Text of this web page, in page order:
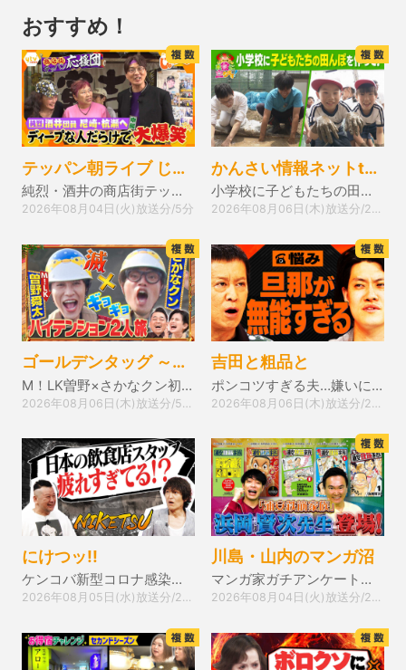
おすすめ！
テッパン朝ライブ じゅーっと！
純烈・酒井の商店街テッパン応援団 尼崎・杭瀬 中編
2026年08月04日(火)放送分/5分
かんさい情報ネットten.
小学校に子どもたちの田んぼを作ってほしい！
ゴールデンタッグ ～何かが起きそうな2人をマッチング～
M！LK曽野×さかなクン初共演！夏のドライブ旅▽永尾柚乃×熊元プロレス 韓国弾丸爆食旅
吉田と粗品と
ポンコツすぎる夫…嫌いにならないためには？
にけつッ!!
ケンコバ新型コロナ感染！前代未聞の後遺症とは…！？
2026年08月05日(水)放送分/22分
川島・山内のマンガ沼
マンガ家ガチアンケート『浦安鉄筋家族』浜岡先生前編
2026年08月04日(火)放送分/22分